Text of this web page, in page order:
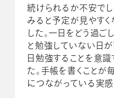
続けられるか不安で
みると予定が見やすく
した。一日をどう過ご
と勉強していない日
日勉強することを意識
た。手帳を書くことが
につながっている実感